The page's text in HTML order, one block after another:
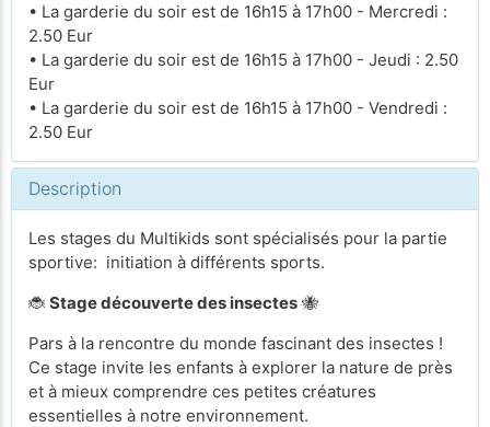
• La garderie du soir est de 16h15 à 17h00 - Mercredi :
2.50 Eur
• La garderie du soir est de 16h15 à 17h00 - Jeudi : 2.50
Eur
• La garderie du soir est de 16h15 à 17h00 - Vendredi :
2.50 Eur
Description
Les stages du Multikids sont spécialisés pour la partie
sportive: initiation à différents sports.
🐞 Stage découverte des insectes 🐝
Pars à la rencontre du monde fascinant des insectes !
Ce stage invite les enfants à explorer la nature de près
et à mieux comprendre ces petites créatures
essentielles à notre environnement.